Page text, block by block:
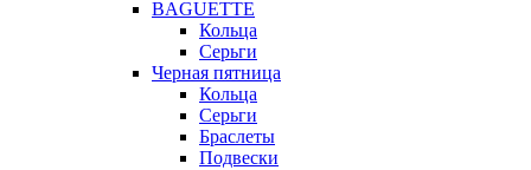
BAGUETTE
Кольца
Серьги
Черная пятница
Кольца
Серьги
Браслеты
Подвески